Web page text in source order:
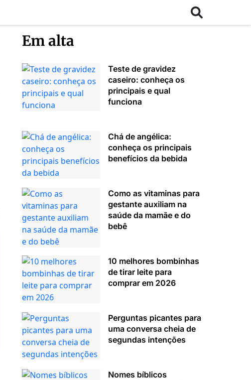
Em alta
Teste de gravidez
caseiro: conheça os
principais e qual
funciona
Chá de angélica:
conheça os principais
benefícios da bebida
Como as vitaminas para
gestante auxiliam na
saúde da mamãe e do
bebê
10 melhores bombinhas
de tirar leite para
comprar em 2026
Perguntas picantes para
uma conversa cheia de
segundas intenções
Nomes bíblicos